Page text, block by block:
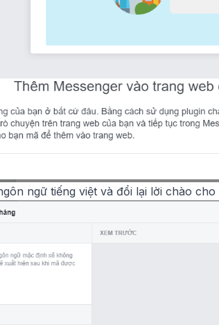
ngữ tiếng việt và đổi lại lời chào cho